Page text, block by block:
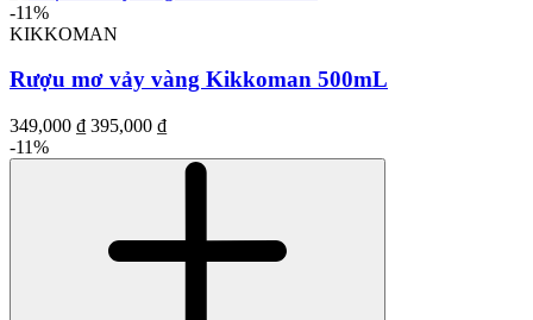
-11%
KIKKOMAN
Rượu mơ vảy vàng Kikkoman 500mL
349,000 ₫ 395,000 ₫
-11%